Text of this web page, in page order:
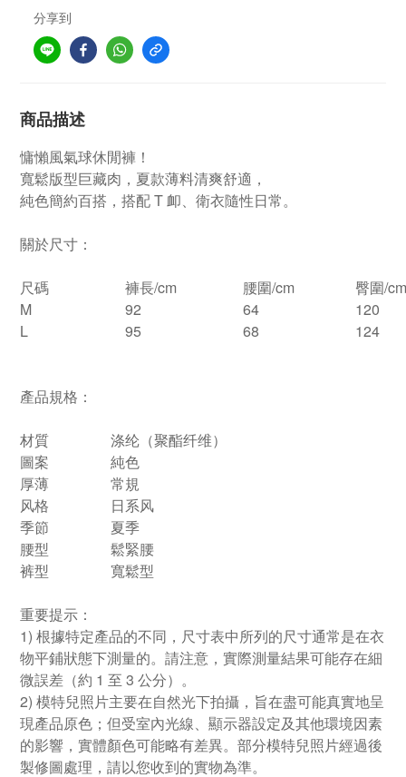
分享到
商品描述
慵懶風氣球休閒褲！
寬鬆版型巨藏肉，夏款薄料清爽舒適，
純色簡約百搭，搭配 T 卹、衛衣隨性日常。
關於尺寸：
尺碼 褲長/cm 腰圍/cm
臀圍/cm
M
92 64
120
L
95 68 124
產品規格：
材質
涤纶（聚酯纤维）
圖案
純色
厚薄
常規
风格
日系风
季節
夏季
腰型
鬆緊腰
裤型
寬鬆型
重要提示：
1) 根據特定產品的不同，尺寸表中所列的尺寸通常是在衣
物平鋪狀態下測量的。請注意，實際測量結果可能存在細
微誤差（約 1 至 3 公分）。
2) 模特兒照片主要在自然光下拍攝，旨在盡可能真實地呈
現產品原色；但受室內光線、顯示器設定及其他環境因素
的影響，實體顏色可能略有差異。部分模特兒照片經過後
製修圖處理，請以您收到的實物為準。